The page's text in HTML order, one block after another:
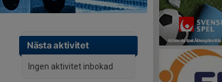
Nästa aktivitet
Ingen aktivitet inbokad